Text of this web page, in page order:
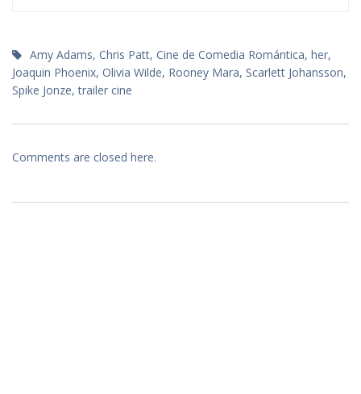
Amy Adams, Chris Patt, Cine de Comedia Romántica, her,
Joaquin Phoenix, Olivia Wilde, Rooney Mara, Scarlett Johansson,
Spike Jonze,trailer cine
Comments are closed here.